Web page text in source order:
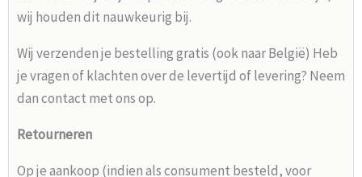
wij houden dit nauwkeurig bij.
Wij verzenden je bestelling gratis (ook naar België) Heb
je vragen of klachten over de levertijd of levering? Neem
dan contact met ons op.
Retourneren
Op je aankoop (indien als consument besteld, voor